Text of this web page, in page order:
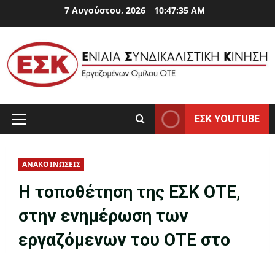
to
content
7 Αυγούστου, 2026 10:47:35 AM
Primary
ΕΣΚ YOUTUBE
ΑΝΑΚΟΙΝΩΣΕΙΣ
Η τοποθέτηση της ΕΣΚ ΟΤΕ,
στην ενημέρωση των
εργαζόμενων του ΟΤΕ στο